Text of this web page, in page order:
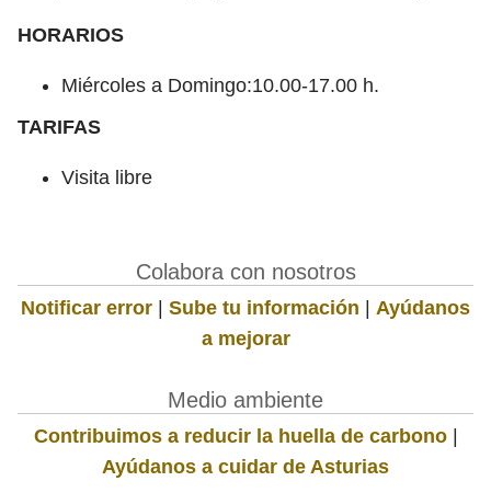
HORARIOS
Miércoles a Domingo:10.00-17.00 h.
TARIFAS
Visita libre
Colabora con nosotros
Notificar error | Sube tu información | Ayúdanos
a mejorar
Medio ambiente
Contribuimos a reducir la huella de carbono|
Ayúdanos a cuidar de Asturias